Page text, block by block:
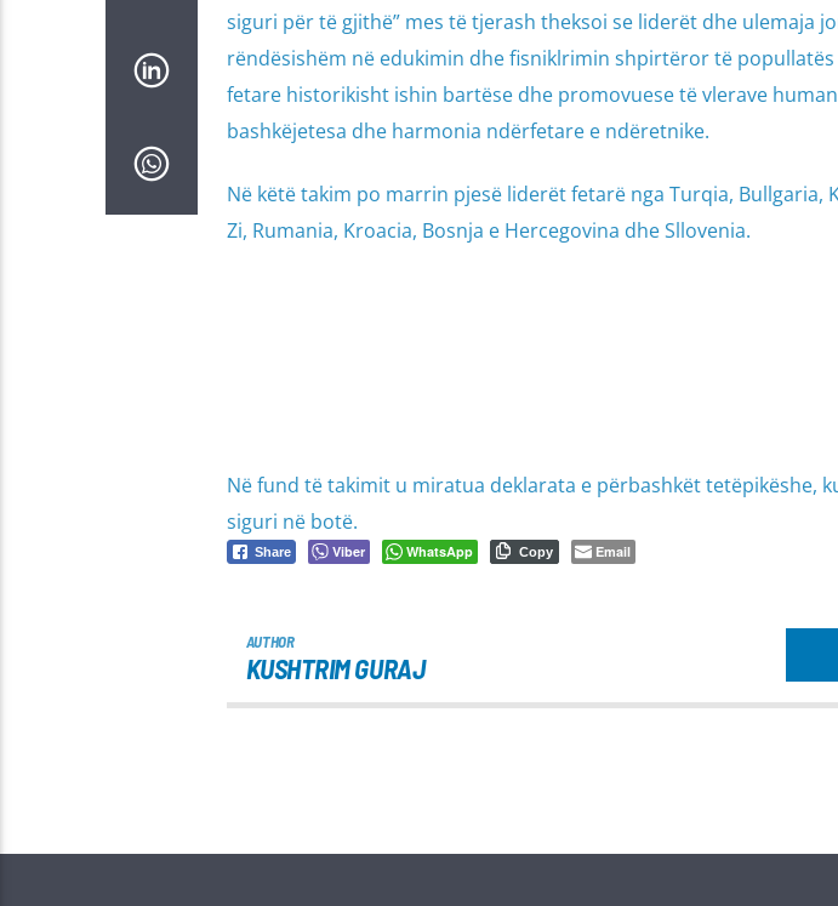
siguri për të gjithë” mes të tjerash theksoi se liderët dhe ulemaja
rëndësishëm në edukimin dhe fisniklrimin shpirtëror të
fetare historikisht ishin bartëse dhe promovuese të vlerave
bashkëjetesa dhe harmonia ndërfetare e ndëretnike.
Në këtë takim po marrin pjesë liderët fetarë nga Turqia, Bullgaria,
Zi, Rumania, Kroacia, Bosnja e Hercegovina dhe Sllovenia.
Në fund të takimit u miratua deklarata e përbashkët tetëpikëshe,
siguri në botë.
Share Viber WhatsApp Copy Email
AUTHOR
KUSHTRIM GURAJ